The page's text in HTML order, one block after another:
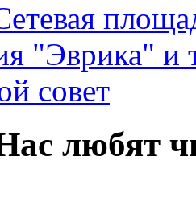
"Эврика" и
совет
любят